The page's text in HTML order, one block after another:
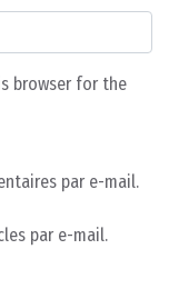
browser for the
par e-mail.
par e-mail.